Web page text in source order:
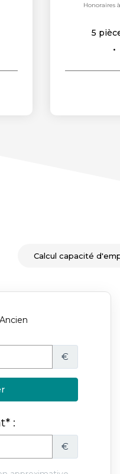
Honoraires
5
Calcul capacité